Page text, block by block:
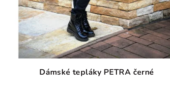
Dámské tepláky PETRA černé